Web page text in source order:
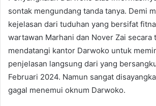
sontak mengundang tanda tanya. Demi
kejelasan dari tuduhan yang bersifat
wartawan Marhani dan Nover Zai secara
mendatangi kantor Darwoko untuk
penjelasan langsung dari yang
Februari 2024. Namun sangat
gagal menemui oknum Darwoko.